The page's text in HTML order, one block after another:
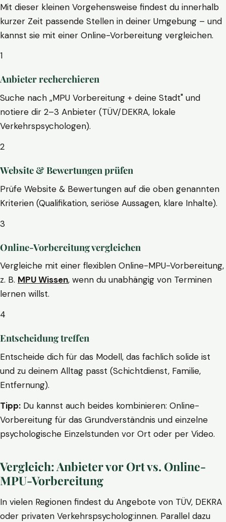
Mit dieser kleinen Vorgehensweise findest du innerhalb
kurzer Zeit passende Stellen in deiner Umgebung – und
kannst sie mit einer Online-Vorbereitung vergleichen.
1
Anbieter recherchieren
Suche nach „MPU Vorbereitung + deine Stadt" und
notiere dir 2–3 Anbieter (TÜV/DEKRA, lokale
Verkehrspsychologen).
2
Website & Bewertungen prüfen
Prüfe Website & Bewertungen auf die oben genannten
Kriterien (Qualifikation, seriöse Aussagen, klare Inhalte).
3
Online-Vorbereitung vergleichen
Vergleiche mit einer flexiblen Online-MPU-Vorbereitung,
z. B. MPU Wissen, wenn du unabhängig von Terminen
lernen willst.
4
Entscheidung treffen
Entscheide dich für das Modell, das fachlich solide ist
und zu deinem Alltag passt (Schichtdienst, Familie,
Entfernung).
Tipp: Du kannst auch beides kombinieren: Online-
Vorbereitung für das Grundverständnis und einzelne
psychologische Einzelstunden vor Ort oder per Video.
Vergleich: Anbieter vor Ort vs. Online-
MPU-Vorbereitung
In vielen Regionen findest du Angebote von TÜV, DEKRA
oder privaten Verkehrspsycholog:innen. Parallel dazu